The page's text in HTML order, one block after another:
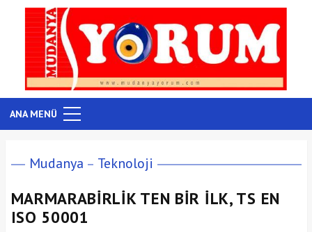
ANA MENÜ
Mudanya Teknoloji
MARMARABİRLİK TEN BİR İLK, TS EN
ISO 50001